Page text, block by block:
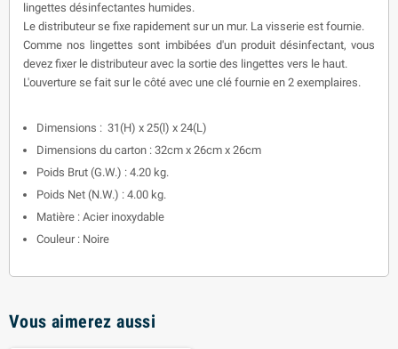
lingettes désinfectantes humides.
Le distributeur se fixe rapidement sur un mur. La visserie est fournie.
Comme nos lingettes sont imbibées d'un produit désinfectant, vous
devez fixer le distributeur avec la sortie des lingettes vers le haut.
L'ouverture se fait sur le côté avec une clé fournie en 2 exemplaires.
Dimensions : 31(H) x 25(l) x 24(L)
Dimensions du carton : 32cm x 26cm x 26cm
Poids Brut (G.W.) : 4.20 kg.
Poids Net (N.W.) : 4.00 kg.
Matière : Acier inoxydable
Couleur : Noire
Vous aimerez aussi